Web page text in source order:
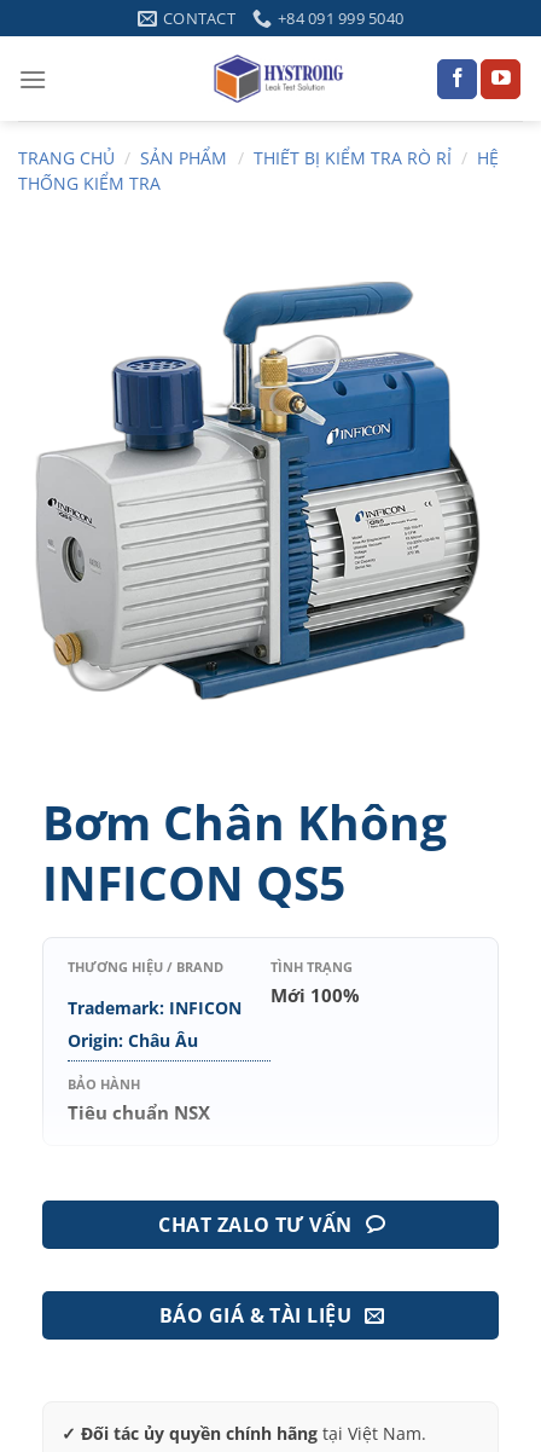
to
content
CONTACT +84 091 999 5040
TRANG CHỦ / SẢN PHẨM / THIẾT BỊ KIỂM TRA RÒ RỈ / HỆ
THỐNG KIỂM TRA
Bơm Chân Không
INFICON QS5
THƯƠNG HIỆU / BRAND
Trademark: INFICON
Origin: Châu Âu
TÌNH TRẠNG
Mới 100%
BẢO HÀNH
Tiêu chuẩn NSX
CHAT ZALO TƯ VẤN
BÁO GIÁ & TÀI LIỆU
✓ Đối tác ủy quyền chính hãng tại Việt Nam.